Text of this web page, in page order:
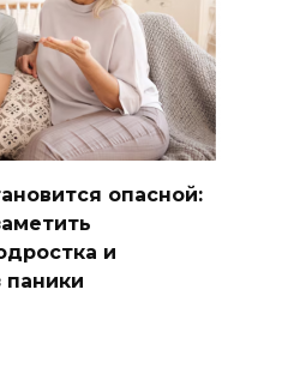
опасной:
и
паники